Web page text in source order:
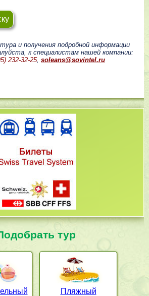
и получения подробной информации
к специалистам нашей компании:
232-32-25, soleans@sovintel.ru
тур
Пляжный